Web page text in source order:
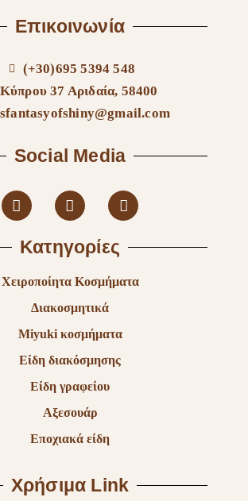
Επικοινωνία
(+30)695 5394 548
Κύπρου 37 Αριδαία, 58400
Social Media
Κατηγορίες
Χειροποίητα Κοσμήματα
Διακοσμητικά
Miyuki κοσμήματα
Είδη διακόσμησης
Είδη γραφείου
Αξεσουάρ
Εποχιακά είδη
Χρήσιμα Link